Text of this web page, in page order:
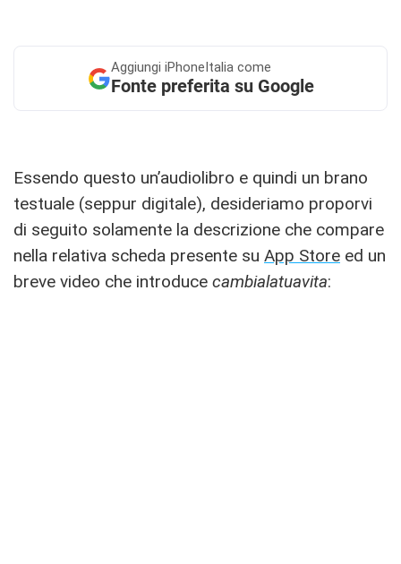
Aggiungi iPhoneItalia come
Fonte preferita su Google
Essendo questo un’audiolibro e quindi un brano
testuale (seppur digitale), desideriamo proporvi
di seguito solamente la descrizione che compare
nella relativa scheda presente su App Store ed un
breve video che introduce cambialatuavita: